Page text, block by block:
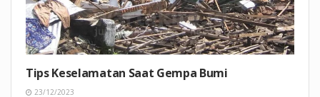
Tips Keselamatan Saat Gempa Bumi
23/12/2023